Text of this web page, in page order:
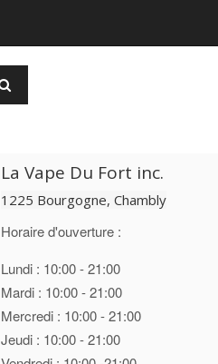
La Vape Du Fort inc.
1225 Bourgogne, Chambly
Horaire d'ouverture :
Lundi : 10:00 - 21:00
Mardi : 10:00 - 21:00
Mercredi : 10:00 - 21:00
Jeudi : 10:00 - 21:00